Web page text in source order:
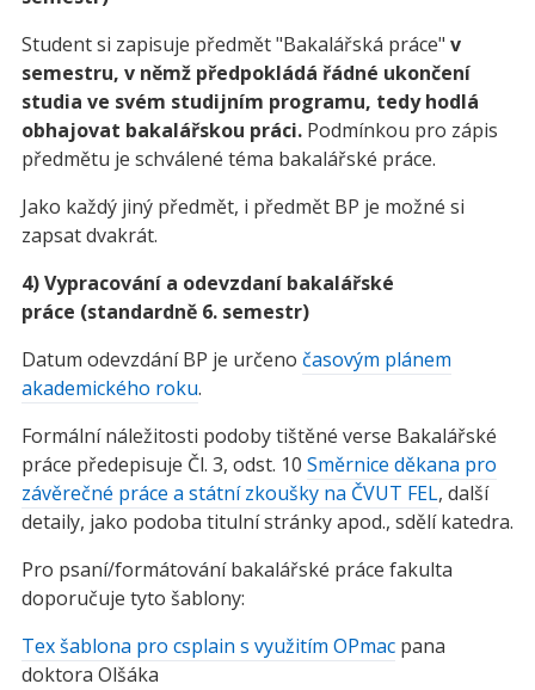
Student si zapisuje předmět "Bakalářská práce" v
semestru, v němž předpokládá řádné ukončení
studia ve svém studijním programu, tedy hodlá
obhajovat bakalářskou práci. Podmínkou pro zápis
předmětu je schválené téma bakalářské práce.
Jako každý jiný předmět, i předmět BP je možné si
zapsat dvakrát.
4) Vypracování a odevzdaní bakalářské
práce (standardně 6. semestr)
Datum odevzdání BP je určeno časovým plánem
akademického roku.
Formální náležitosti podoby tištěné verse Bakalářské
práce předepisuje Čl. 3, odst. 10 Směrnice děkana pro
závěrečné práce a státní zkoušky na ČVUT FEL, další
detaily, jako podoba titulní stránky apod., sdělí katedra.
Pro psaní/formátování bakalářské práce fakulta
doporučuje tyto šablony:
Tex šablona pro csplain s využitím OPmacpana
doktora Olšáka